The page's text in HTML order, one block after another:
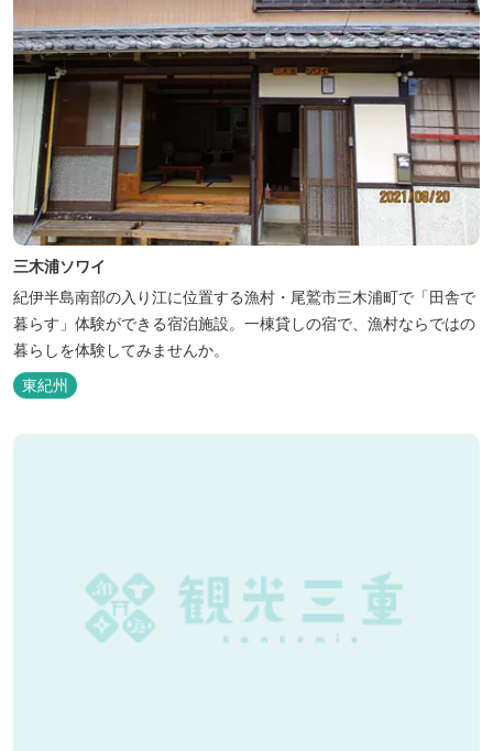
三木浦ソワイ
紀伊半島南部の入り江に位置する漁村・尾鷲市三木浦町で「田舎で
暮らす」体験ができる宿泊施設。一棟貸しの宿で、漁村ならではの
暮らしを体験してみませんか。
東紀州